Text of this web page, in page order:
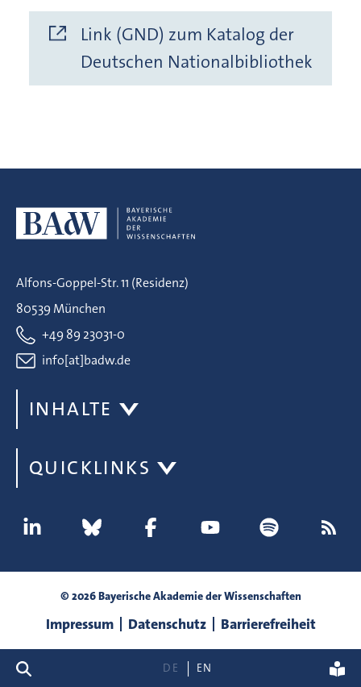
Suche DE EN
Link (GND) zum Katalog der
Deutschen Nationalbibliothek
Alfons-Goppel-Str. 11 (Residenz)
80539 München
+49 89 23031-0
info[at]badw.de
INHALTE
QUICKLINKS
© 2026 Bayerische Akademie der Wissenschaften
Impressum Datenschutz Barrierefreiheit